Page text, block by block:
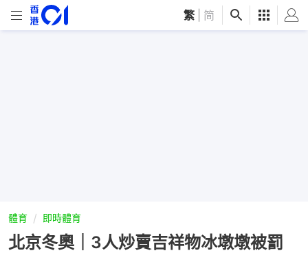
繁 简
體育 即時體育
北京冬奧｜3人炒賣吉祥物冰墩墩被罰